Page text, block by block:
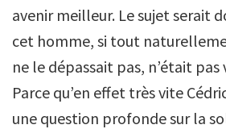
avenir meilleur. Le sujet serait
cet homme, si tout
ne le dépassait pas, n’était
Parce qu’en effet très vite
une question profonde sur la